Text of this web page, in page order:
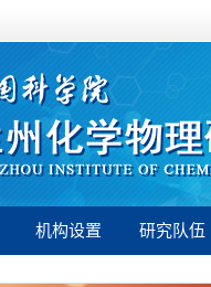
机构设置 研究队伍